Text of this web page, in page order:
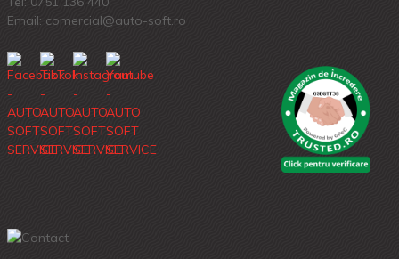
Email: comercial@auto-soft.ro